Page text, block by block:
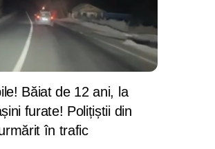
Băiat de 12 ani, la
furate! Polițiștii din
în trafic